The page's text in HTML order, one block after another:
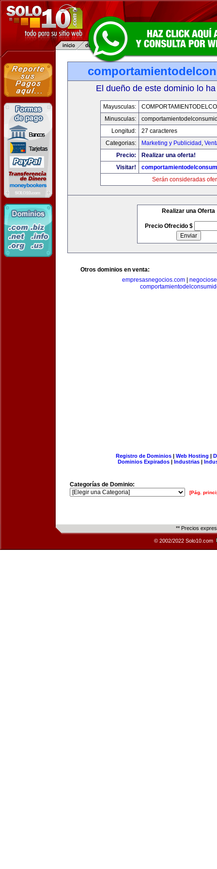
El dueño de este dominio lo
Mayusculas:
Minusculas:
Longitud:
27 caracteres
Categorias:
Marketing y Publicidad ,
Precio:
Realizar una oferta!
Visitar!
Serán consideradas
Realizar una Oferta
Precio Ofrecido $
Otros dominios en venta:
empresasnegocios.com|
Registro de Dominios| Web Hosting |
Dominios Expirados | Industrias |
Categorías de Dominio:
[Pág.
** Precios
© 2002/2022 Solo10.com